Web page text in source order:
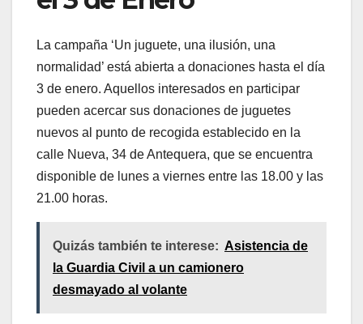
La campaña ‘Un juguete, una ilusión, una
normalidad’ está abierta a donaciones hasta el día
3 de enero. Aquellos interesados en participar
pueden acercar sus donaciones de juguetes
nuevos al punto de recogida establecido en la
calle Nueva, 34 de Antequera, que se encuentra
disponible de lunes a viernes entre las 18.00 y las
21.00 horas.
Quizás también te interese: Asistencia de
la Guardia Civil a un camionero
desmayado al volante